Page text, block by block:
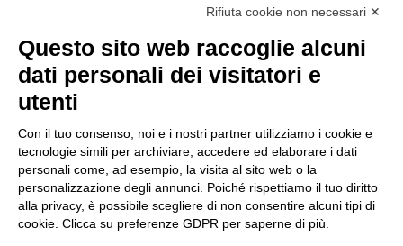
Orari di apertura
Sabato
08:00 – 12:10
Domenica e festivi
Rifiuta cookie non necessari ✕
Questo sito web raccoglie alcuni
dati personali dei visitatori e
utenti
Con il tuo consenso, noi e i nostri partner utilizziamo i cookie e
tecnologie simili per archiviare, accedere ed elaborare i dati
personali come, ad esempio, la visita al sito web o la
personalizzazione degli annunci. Poiché rispettiamo il tuo diritto
alla privacy, è possibile scegliere di non consentire alcuni tipi di
cookie. Clicca su preferenze GDPR per saperne di più.